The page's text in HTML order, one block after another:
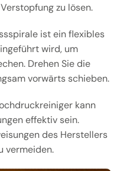
zu lösen.
ist ein flexibles
wird, um
Drehen Sie die
vorwärts schieben.
kann
effektiv sein.
des Herstellers
vermeiden.